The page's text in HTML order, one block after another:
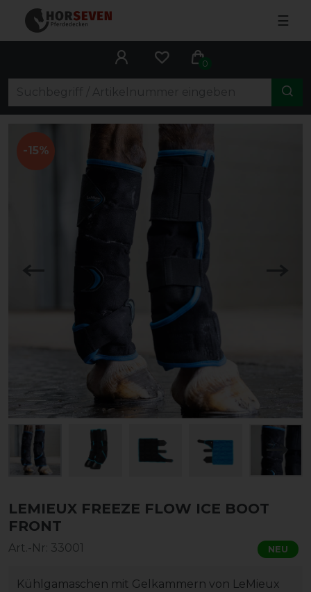
☰
0
-15%
LEMIEUX FREEZE FLOW ICE BOOT
FRONT
Art.-Nr: 33001 NEU
Kühlgamaschen mit Gelkammern von LeMieux